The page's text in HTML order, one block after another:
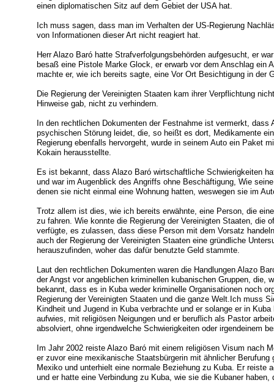
einen diplomatischen Sitz auf dem Gebiet der USA hat.
Ich muss sagen, dass man im Verhalten der US-Regierung
von Informationen dieser Art nicht reagiert hat.
Herr Alazo Baró hatte Strafverfolgungsbehörden aufgesucht, er
besaß eine Pistole Marke Glock, er erwarb vor dem Anschlag ein
machte er, wie ich bereits sagte, eine Vor Ort Besichtigung in der
Die Regierung der Vereinigten Staaten kam ihrer Verpflichtung
Hinweise gab, nicht zu verhindern.
In den rechtlichen Dokumenten der Festnahme ist vermerkt, dass
psychischen Störung leidet, die, so heißt es dort, Medikamente
Regierung ebenfalls hervorgeht, wurde in seinem Auto ein Paket
Kokain herausstellte.
Es ist bekannt, dass Alazo Baró wirtschaftliche Schwierigkeiten
und war im Augenblick des Angriffs ohne Beschäftigung, Wie
denen sie nicht einmal eine Wohnung hatten, weswegen sie im
Trotz allem ist dies, wie ich bereits erwähnte, eine Person, die
zu fahren. Wie konnte die Regierung der Vereinigten Staaten, die
verfügte, es zulassen, dass diese Person mit dem Vorsatz
auch der Regierung der Vereinigten Staaten eine gründliche
herauszufinden, woher das dafür benutzte Geld stammte.
Laut den rechtlichen Dokumenten waren die Handlungen Alazo
der Angst vor angeblichen kriminellen kubanischen Gruppen, die,
bekannt, dass es in Kuba weder kriminelle Organisationen noch
Regierung der Vereinigten Staaten und die ganze Welt.Ich muss
Kindheit und Jugend in Kuba verbrachte und er solange er in
aufwies, mit religiösen Neigungen und er beruflich als Pastor
absolviert, ohne irgendwelche Schwierigkeiten oder irgendeinem
Im Jahr 2002 reiste Alazo Baró mit einem religiösen Visum nach
er zuvor eine mexikanische Staatsbürgerin mit ähnlicher
Mexiko und unterhielt eine normale Beziehung zu Kuba. Er reiste
und er hatte eine Verbindung zu Kuba, wie sie die Kubaner